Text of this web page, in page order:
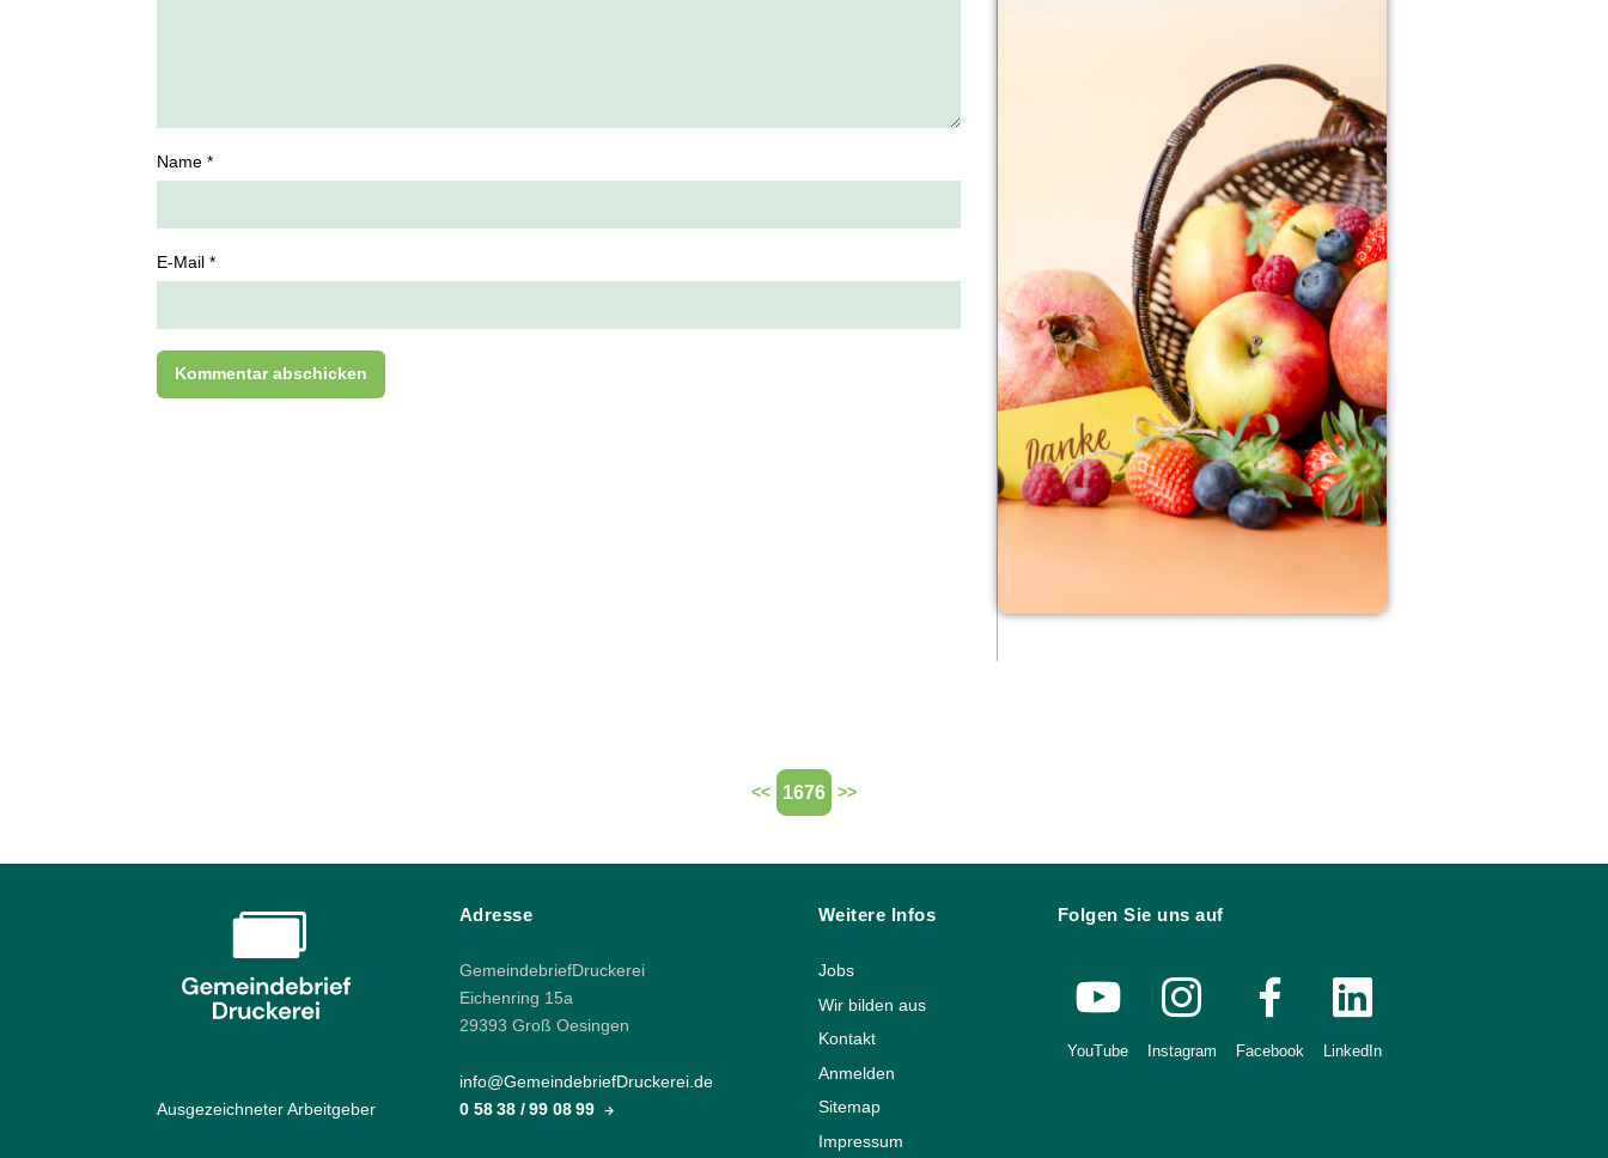
Name *
E-Mail *
<< 1676 >>
Ausgezeichneter Arbeitgeber
Adresse
GemeindebriefDruckerei
Eichenring 15a
29393 Groß Oesingen
info@GemeindebriefDruckerei.de
0 58 38 / 99 08 99
Weitere Infos
Jobs
Wir bilden aus
Kontakt
Anmelden
Sitemap
Impressum
Folgen Sie uns auf
YouTube Instagram Facebook LinkedIn